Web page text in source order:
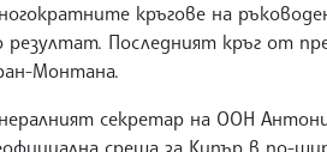
кръгове на
резултат. Последният кръг от
Монтана.
секретар на ООН